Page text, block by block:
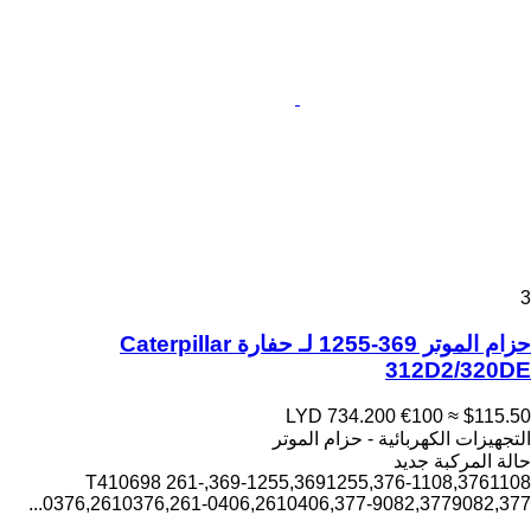
3
حزام الموتر 369-1255 لـ حفارة Caterpillar
312D2/320DE
LYD 734.200 €100 ≈ $115.50
التجهيزات الكهربائية - حزام الموتر
حالة المركبة جديد
369-1255,3691255,376-1108,3761108,T410698 261-
0376,2610376,261-0406,2610406,377-9082,3779082,377...